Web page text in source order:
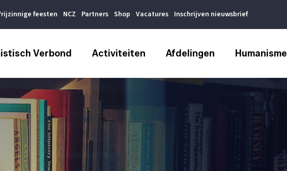
feesten NCZ Partners Shop Vacatures Inschrijven nieuwsbrief
Verbond Activiteiten Afdelingen Humanisme